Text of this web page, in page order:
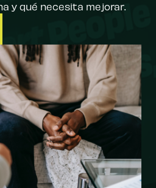
y qué necesita mejorar.